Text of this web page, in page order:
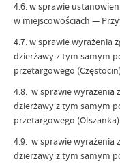
4.6. w sprawie
w miejscowościach —
4.7. w sprawie wyrażenia
dzierżawy z tym samym
przetargowego
4.8. w sprawie wyrażenia
dzierżawy z tym samym
przetargowego
4.9. w sprawie wyrażenia
dzierżawy z tym samym